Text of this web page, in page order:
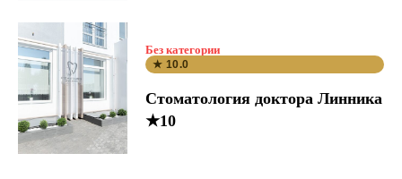
Без категории
★ 10.0
Стоматология доктора Линника
★10